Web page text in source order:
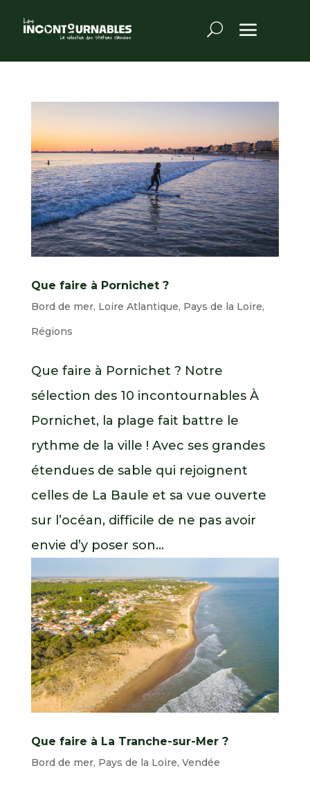
Que faire à Pornichet ?
Bord de mer, Loire Atlantique, Pays de la Loire,
Régions
Que faire à Pornichet ? Notre
sélection des 10 incontournables À
Pornichet, la plage fait battre le
rythme de la ville ! Avec ses grandes
étendues de sable qui rejoignent
celles de La Baule et sa vue ouverte
sur l’océan, difficile de ne pas avoir
envie d’y poser son...
Que faire à La Tranche-sur-Mer ?
Bord de mer, Pays de la Loire, Vendée